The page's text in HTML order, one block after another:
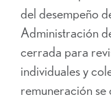
del desempeño
Administración
cerrada para
individuales y
remuneración se